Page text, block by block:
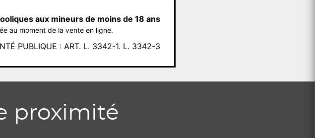
aux mineurs de moins de 18 ans
au moment de la vente en ligne.
PUBLIQUE : ART. L. 3342-1. L. 3342-3
proximité